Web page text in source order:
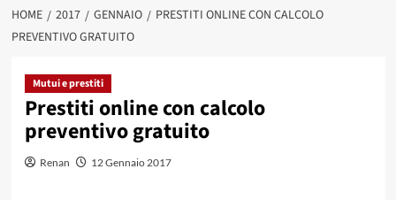
HOME 2017 GENNAIO
PRESTITI ONLINE CON CALCOLO
PREVENTIVO GRATUITO
Mutui e prestiti
Prestiti online con calcolo
preventivo gratuito
Renan 12 Gennaio 2017